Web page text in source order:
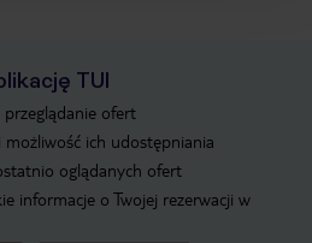
TUI
przeglądanie ofert
ich udostępniania
oglądanych ofert
informacje o Twojej rezerwacji w